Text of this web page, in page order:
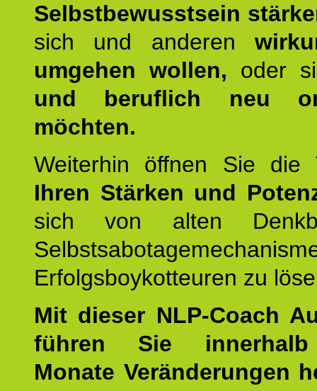
Selbstbewusstsein
sich und anderen
umgehen wollen, oder
und beruflich neu
möchten.
Weiterhin öffnen Sie
Ihren Stärken und
sich von alten
Erfolgsboykotteuren zu
Mit dieser NLP-Coach
führen Sie
Monate Veränderungen